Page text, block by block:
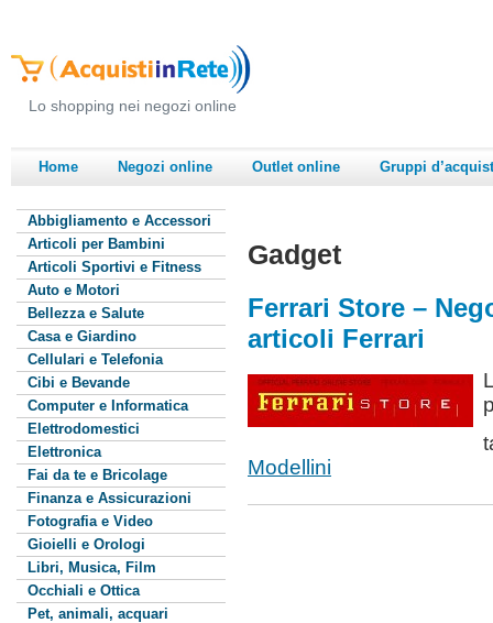
Lo shopping nei negozi online
Home Negozi online Outlet online Gruppi
Abbigliamento e Accessori
Articoli per Bambini
Articoli Sportivi e Fitness
Auto e Motori
Bellezza e Salute
Casa e Giardino
Cellulari e Telefonia
Cibi e Bevande
Computer e Informatica
Elettrodomestici
Elettronica
Fai da te e Bricolage
Finanza e Assicurazioni
Fotografia e Video
Gioielli e Orologi
Libri, Musica, Film
Occhiali e Ottica
Pet, animali, acquari
Gadget
Ferrari Store –
articoli Ferrari
Modellini